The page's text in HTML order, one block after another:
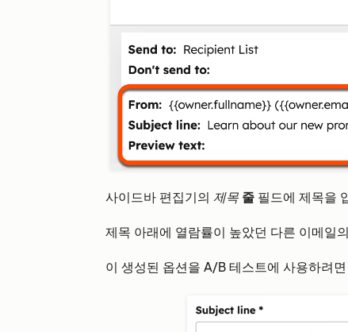
사이드바 편집기의 제목 줄 필드에 제목을
제목 아래에 열람률이 높았던 다른 이메일
이 생성된 옵션을 A/B 테스트에 사용하려면